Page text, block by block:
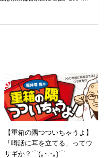
会ったのをきかっけに、フリ
ートでは、井上円了哲学塾の第
て「哲学カフェ＠神保町」の世
降は「なごテツ」のオンライン
を務める。趣味は考えること。
【重箱の隅つついちゃうよ】
「噂話に耳を立てる」ってウ
サギか？⌒(｡･.･｡)⌒